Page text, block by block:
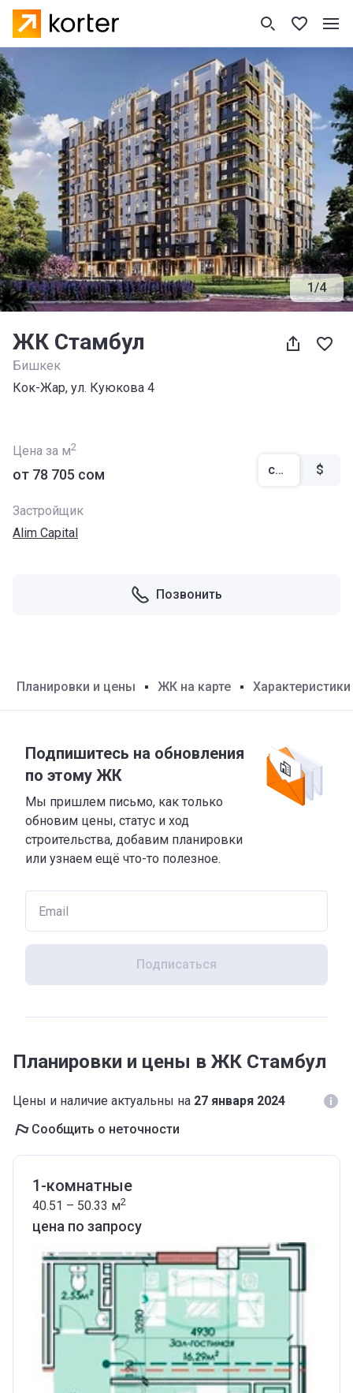
1/4
ЖК Стамбул
Бишкек
Кок-Жар, ул. Куюкова 4
Цена за м2
от ‍78 705 сом сом $
Застройщик
Alim Capital
Позвонить
Планировки и цены ЖК на карте Характеристики
Подпишитесь на обновления
по этому ЖК
Мы пришлем письмо, как только
обновим цены, статус и ход
строительства, добавим планировки
или узнаем ещё что-то полезное.
Подписаться
Планировки и цены в ЖК Стамбул
Цены и наличие актуальны на 27 января 2024
Сообщить о неточности
1-комнатные
40.51 – 50.33 м2
цена по запросу